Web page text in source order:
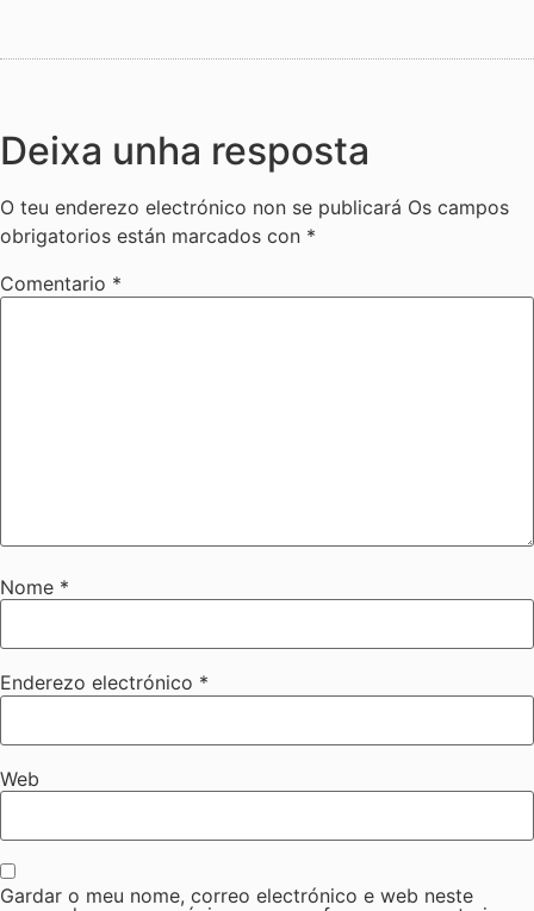
Deixa unha resposta
O teu enderezo electrónico non se publicará Os campos
obrigatorios están marcados con *
Comentario *
Nome *
Enderezo electrónico *
Web
Gardar o meu nome, correo electrónico e web neste